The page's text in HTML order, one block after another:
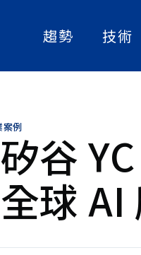
趨勢
人工智慧
技術
實
案例
谷
球 AI
的工程技術，更需要
價值思辨的支持。結
問的經驗與專長，致
與應用。從台灣這
在科技與制度之間搭
為值得信任、真正造